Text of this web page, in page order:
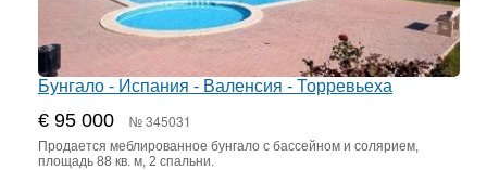
Бунгало - Испания - Валенсия - Торревьеха
€ 95 000 № 345031
Продается меблированное бунгало с бассейном и солярием,
площадь 88 кв. м, 2 спальни.